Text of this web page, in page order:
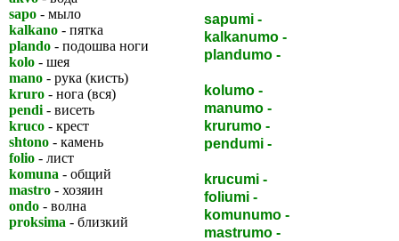
sapo - мыло
kalkano - пятка
plando - подошва ноги
kolo - шея
mano - рука (кисть)
kruro - нога (вся)
pendi - висеть
kruco - крест
shtono - камень
folio - лист
komuna - общий
mastro - хозяин
ondo - волна
proksima - близкий
sapumi -
kalkanumo -
plandumo -
kolumo -
manumo -
krurumo -
pendumi -
krucumi -
foliumi -
komunumo -
mastrumo -